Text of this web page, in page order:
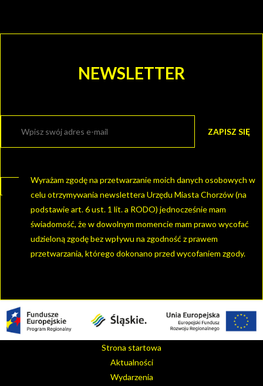
NEWSLETTER
Wyrażam zgodę na przetwarzanie moich danych osobowych w
celu otrzymywania newslettera Urzędu Miasta Chorzów (na
podstawie art. 6 ust. 1 lit. a RODO) jednocześnie mam
świadomość, że w dowolnym momencie mam prawo wycofać
udzieloną zgodę bez wpływu na zgodność z prawem
przetwarzania, którego dokonano przed wycofaniem zgody.
Strona startowa
Aktualności
Wydarzenia